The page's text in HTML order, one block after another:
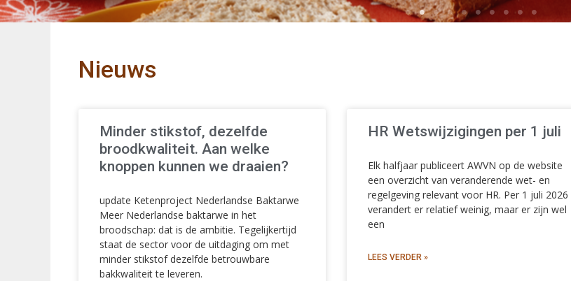
Nieuws
Minder stikstof, dezelfde
broodkwaliteit. Aan welke
knoppen kunnen we draaien?
update Ketenproject Nederlandse Baktarwe
Meer Nederlandse baktarwe in het
broodschap: dat is de ambitie. Tegelijkertijd
staat de sector voor de uitdaging om met
minder stikstof dezelfde betrouwbare
bakkwaliteit te leveren.
HR Wetswijzigingen per 1 juli
Elk halfjaar publiceert AWVN op de website
een overzicht van veranderende wet- en
regelgeving relevant voor HR. Per 1 juli 2026
verandert er relatief weinig, maar er zijn wel
een
LEES VERDER »